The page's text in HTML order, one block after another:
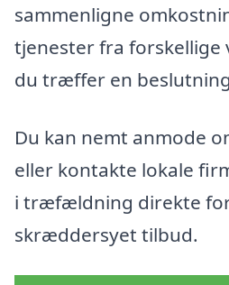
sammenligne
tjenester fra forskellige
du træffer en
Du kan nemt anmode
eller kontakte lokale
i træfældning direkte
skræddersyet tilbud.